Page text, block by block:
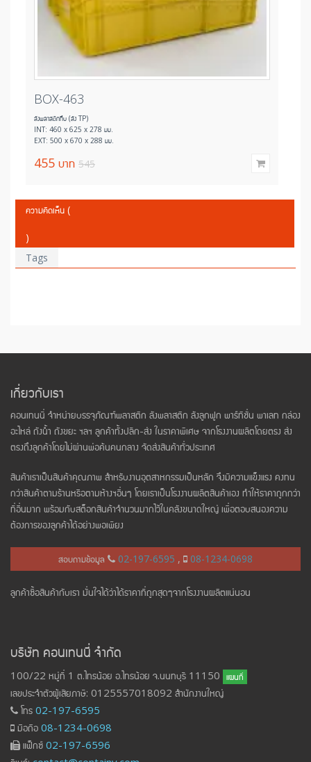
ความคิดเห็น (
)
Tags
เกี่ยวกับเรา
คอนเทนนี่ จำหน่ายบรรจุภัณฑ์พลาสติก ลังพลาสติก ลังลูกฟูก พาร์ทิชั่น พาเลท กล่อง
อะไหล่ ถังน้ำ ถังขยะ ฯลฯ ลูกค้าทั้งปลีก-ส่ง ในราคาพิเศษ จากโรงงานผลิตโดยตรง ส่ง
ตรงถึงลูกค้าโดยไม่ผ่านพ่อค้นคนกลาง จัดส่งสินค้าทั่วประเทศ
สินค้าเราเป็นสินค้าคุณภาพ สำหรับงานอุตสาหกรรมเป็นหลัก จึงมีความแข็งแรง คงทน
กว่าสินค้าตามร้านหรือตามห้างฯอื่นๆ โดยเราเป็นโรงงานผลิตสินค้าเอง ทำให้ราคาถูกกว่า
ที่อื่นมาก พร้อมกับสต็อกสินค้าจำนวนมากไว้ในคลังขนาดใหญ่ เพื่อตอบสนองความ
ต้องการของลูกค้าได้อย่างพอเพียง
สอบถามข้อมูล 02-197-6595 , 08-1234-0698
ลูกค้าซื้อสินค้ากับเรา มั่นใจได้ว่าได้ราคาที่ถูกสุดๆจากโรงงานผลิตแน่นอน
บริษัท คอนเทนนี่ จำกัด
100/22 หมู่ที่ 1 ต.ไทรน้อย อ.ไทรน้อย จ.นนทบุรี 11150 แผนที่
เลขประจำตัวผู้เสียภาษี: 0125557018092 สำนักงานใหญ่
โทร 02-197-6595
มือถือ 08-1234-0698
แฟ็กซ์ 02-197-6596